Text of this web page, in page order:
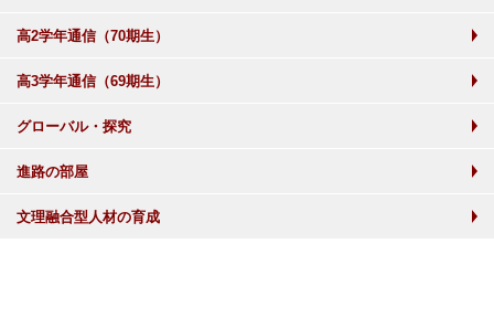
高2学年通信（70期生）
高3学年通信（69期生）
グローバル・探究
進路の部屋
文理融合型人材の育成